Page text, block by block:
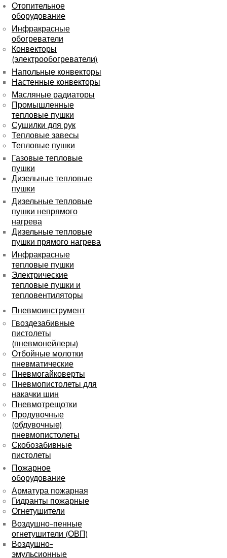
Отопительное
оборудование
Инфракрасные
обогреватели
Конвекторы
(электрообогреватели)
Напольные конвекторы
Настенные конвекторы
Масляные радиаторы
Промышленные
тепловые пушки
Сушилки для рук
Тепловые завесы
Тепловые пушки
Газовые тепловые
пушки
Дизельные тепловые
пушки
Дизельные тепловые
пушки непрямого
нагрева
Дизельные тепловые
пушки прямого нагрева
Инфракрасные
тепловые пушки
Электрические
тепловые пушки и
тепловентиляторы
Пневмоинструмент
Гвоздезабивные
пистолеты
(пневмонейлеры)
Отбойные молотки
пневматические
Пневмогайковерты
Пневмопистолеты для
накачки шин
Пневмотрещотки
Продувочные
(обдувочные)
пневмопистолеты
Скобозабивные
пистолеты
Пожарное
оборудование
Арматура пожарная
Гидранты пожарные
Огнетушители
Воздушно-пенные
огнетушители (ОВП)
Воздушно-
эмульсионные